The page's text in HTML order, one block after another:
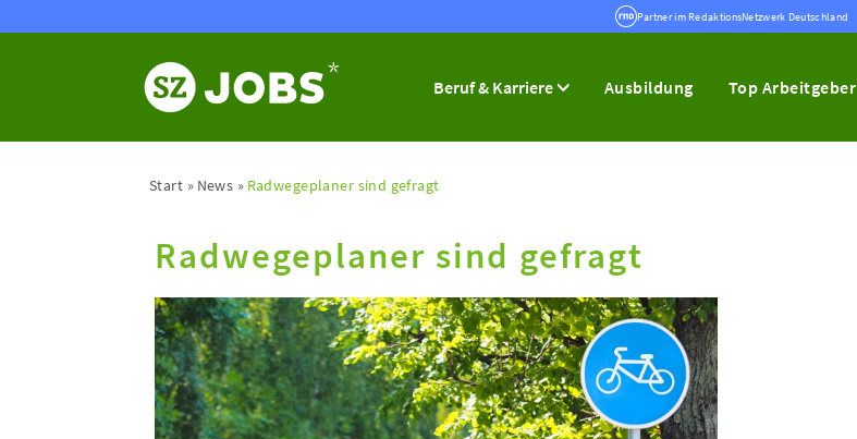
Partner im RedaktionsNetzwerk Deutschland
Beruf & Karriere Ausbildung Top Arbeitgeber
Start News Radwegeplaner sind gefragt
Radwegeplaner sind gefragt